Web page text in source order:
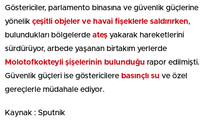
Göstericiler, parlamento binasına ve güvenlik güçlerine
yönelik çeşitli objeler ve havai fişeklerle saldırırken,
bulundukları bölgelerde ateş yakarak hareketlerini
sürdürüyor, arbede yaşanan birtakım yerlerde
Molotofkokteyli şişelerinin bulunduğu rapor edilmişti.
Güvenlik güçleri ise göstericilere basınçlı su ve özel
gereçlerle müdahale ediyor.
Kaynak : Sputnik